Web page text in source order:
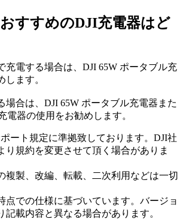
おすすめのDJI充電器はど
充電する場合は、DJI 65W ポータブル充
します。
場合は、DJI 65W ポータブル充電器また
電器の使用をお勧めします。
ート規定に準拠致しております。DJI社
り規約を変更させて頂く場合がありま
複製、改編、転載、二次利用などは一切
での仕様に基づいています。バージョ
記載内容と異なる場合があります。